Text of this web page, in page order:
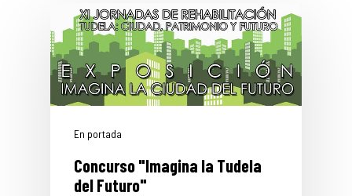
En portada
Concurso "Imagina la Tudela
del Futuro"